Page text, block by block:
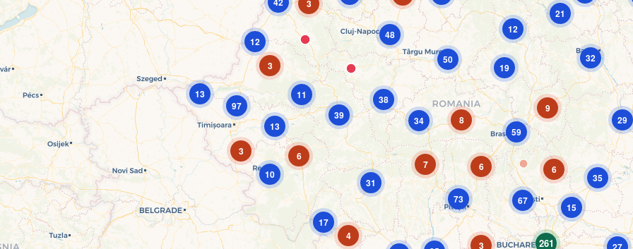
3
6
6
3
13
4
3
38
11
10
13
21
12
7
15
32
3
8
59
73
6
17
9
19
12
29
67
97
39 34
35
50
261
31
48